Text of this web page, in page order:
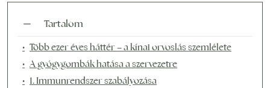
Tartalom
Több ezer éves háttér – a kínai orvoslás szemlélete
A gyógygombák hatása a szervezetre
1. Immunrendszer szabályozása